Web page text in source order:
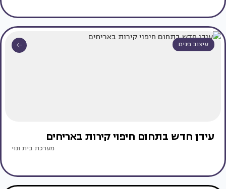
עיצוב פנים
עידן חדש בתחום חיפוי קירות באריחים
מערכת בית ונוי